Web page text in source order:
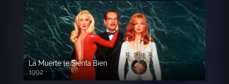
La Muerte le Sienta Bien
1992
720p HD